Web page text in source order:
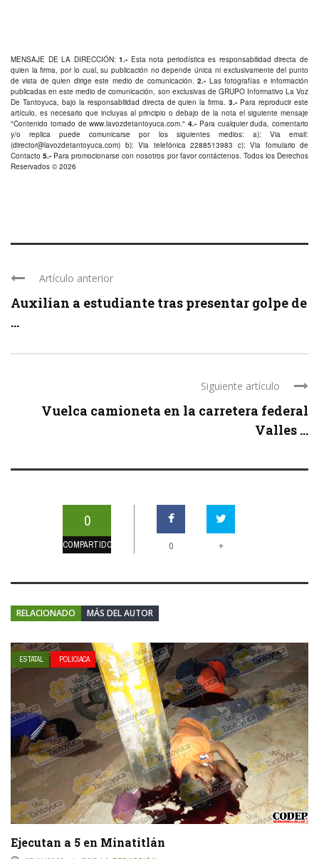
MENSAJE DE LA DIRECCIÓN:1.- Esta nota periodística es responsabilidad directa de
quien la firma, por lo cual, su publicación no depende única ni exclusivamente del punto
de vista de quien dirige este medio de comunicación.2.- Las fotografías e información
publicadas en este medio de comunicación, son exclusivas de GRUPO Informativo La Voz
De Tantoyuca, bajo la responsabilidad directa de quien la firma.3.- Para reproducir este
artículo, es necesario que incluyas al principio o debajo de la nota el siguiente mensaje
"Contenido tomado dewww.lavozdetantoyuca.com." 4.- Para cualquier duda, comentario
y/o replica puede comunicarse por los siguientes medios: a): Via email:
(director@lavozdetantoyuca.com) b): Via telefónica 2288513983 c): Via fomulario de
Contacto 5.- Para promocionarse con nosotros por favorcontáctenos. Todos los Derechos
Reservados © 2026
Artículo anterior
Auxilian a estudiante tras presentar golpe de
...
Siguiente artículo
Vuelca camioneta en la carretera federal
Valles ...
0
COMPARTIDOS 0 +
RELACIONADO MÁS DEL AUTOR
ESTATAL POLICIACA
Ejecutan a 5 en Minatitlán